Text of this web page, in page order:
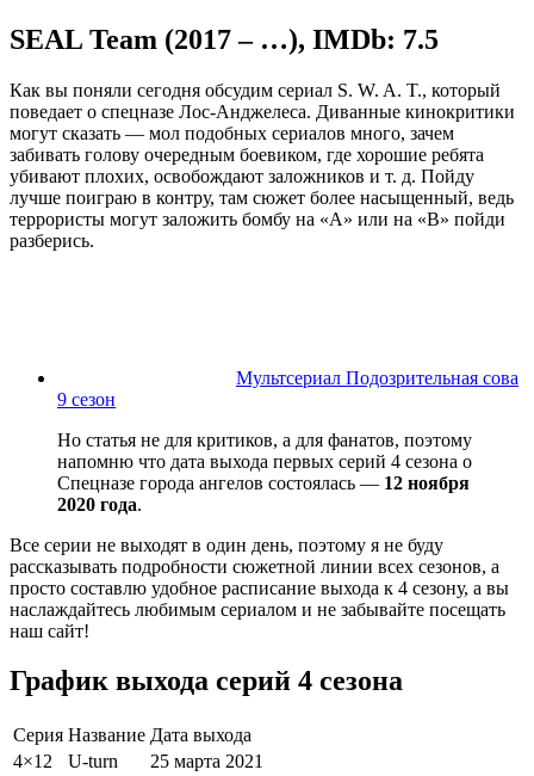
SEAL Team (2017 – …), IMDb: 7.5
Как вы поняли сегодня обсудим сериал S. W. A. T., который
поведает о спецназе Лос-Анджелеса. Диванные кинокритики
могут сказать — мол подобных сериалов много, зачем
забивать голову очередным боевиком, где хорошие ребята
убивают плохих, освобождают заложников и т. д. Пойду
лучше поиграю в контру, там сюжет более насыщенный, ведь
террористы могут заложить бомбу на «A» или на «B» пойди
разберись.
Мультсериал Подозрительная сова
9 сезон
Но статья не для критиков, а для фанатов, поэтому
напомню что дата выхода первых серий 4 сезона о
Спецназе города ангелов состоялась — 12 ноября
2020 года.
Все серии не выходят в один день, поэтому я не буду
рассказывать подробности сюжетной линии всех сезонов, а
просто составлю удобное расписание выхода к 4 сезону, а вы
наслаждайтесь любимым сериалом и не забывайте посещать
наш сайт!
График выхода серий 4 сезона
Серия Название Дата выхода
4×12
U-turn 25 марта 2021